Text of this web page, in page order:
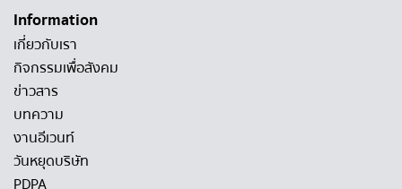
Information
เกี่ยวกับเรา
กิจกรรมเพื่อสังคม
ข่าวสาร
บทความ
งานอีเวนท์
วันหยุดบริษัท